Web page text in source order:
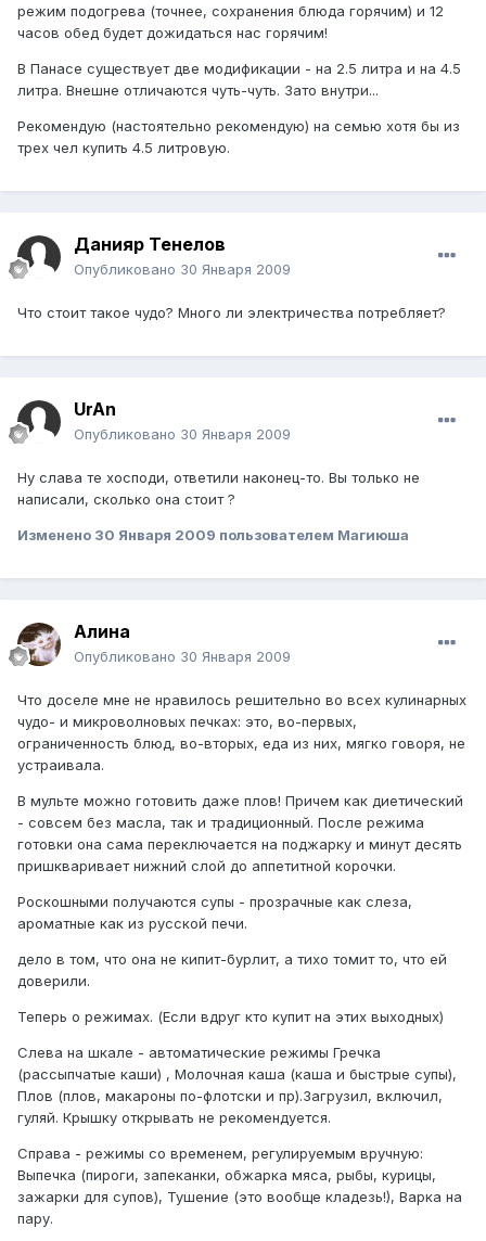
режим подогрева (точнее, сохранения блюда горячим) и 12
часов обед будет дожидаться нас горячим!
В Панасе существует две модификации - на 2.5 литра и на 4.5
литра. Внешне отличаются чуть-чуть. Зато внутри...
Рекомендую (настоятельно рекомендую) на семью хотя бы из
трех чел купить 4.5 литровую.
Данияр Тенелов
Опубликовано 30 Января 2009
Что стоит такое чудо? Много ли электричества потребляет?
UrAn
Опубликовано 30 Января 2009
Ну слава те хосподи, ответили наконец-то. Вы только не
написали, сколько она стоит ?
Изменено 30 Января 2009 пользователем Магиюша
Алина
Опубликовано 30 Января 2009
Что доселе мне не нравилось решительно во всех кулинарных
чудо- и микроволновых печках: это, во-первых,
ограниченность блюд, во-вторых, еда из них, мягко говоря, не
устраивала.
В мульте можно готовить даже плов! Причем как диетический
- совсем без масла, так и традиционный. После режима
готовки она сама переключается на поджарку и минут десять
пришкваривает нижний слой до аппетитной корочки.
Роскошными получаются супы - прозрачные как слеза,
ароматные как из русской печи.
дело в том, что она не кипит-бурлит, а тихо томит то, что ей
доверили.
Теперь о режимах. (Если вдруг кто купит на этих выходных)
Слева на шкале - автоматические режимы Гречка
(рассыпчатые каши) , Молочная каша (каша и быстрые супы),
Плов (плов, макароны по-флотски и пр).Загрузил, включил,
гуляй. Крышку открывать не рекомендуется.
Справа - режимы со временем, регулируемым вручную:
Выпечка (пироги, запеканки, обжарка мяса, рыбы, курицы,
зажарки для супов), Тушение (это вообще кладезь!), Варка на
пару.